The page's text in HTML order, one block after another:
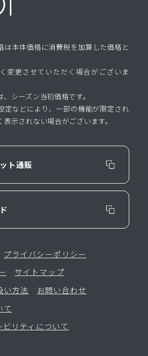
本体価格に消費税を加算した価格と
変更させていただく場合がございま
シーズン当初価格です。
などにより、一部の機能が限定され
示されない場合がございます。
ト通販
プライバシーポリシー
サイトマップ
い方法
お問い合わせ
て
ビリティについて